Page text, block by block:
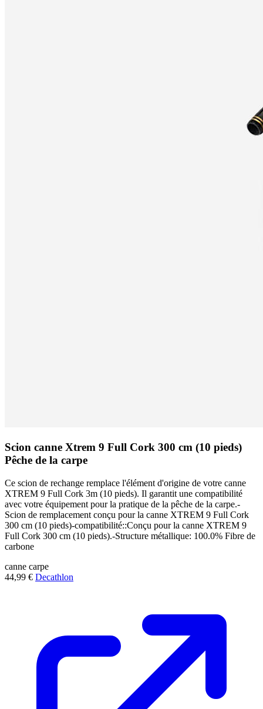
Scion canne Xtrem 9 Full Cork 300 cm (10 pieds)
Pêche de la carpe
Ce scion de rechange remplace l'élément d'origine de votre canne
XTREM 9 Full Cork 3m (10 pieds). Il garantit une compatibilité
avec votre équipement pour la pratique de la pêche de la carpe.-
Scion de remplacement conçu pour la canne XTREM 9 Full Cork
300 cm (10 pieds)-compatibilité::Conçu pour la canne XTREM 9
Full Cork 300 cm (10 pieds).-Structure métallique: 100.0% Fibre de
carbone
canne carpe
44,99 € Decathlon